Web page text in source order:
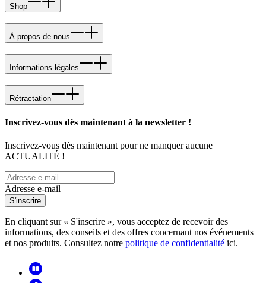
Shop
À propos de nous
Informations légales
Rétractation
Inscrivez-vous dès maintenant à la newsletter !
Inscrivez-vous dès maintenant pour ne manquer aucune
ACTUALITÉ !
Adresse e-mail
S'inscrire
En cliquant sur « S'inscrire », vous acceptez de recevoir des
informations, des conseils et des offres concernant nos événements
et nos produits. Consultez notre politique de confidentialité ici.